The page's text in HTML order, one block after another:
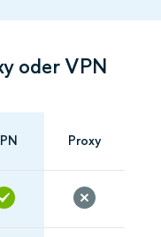
oder VPN
Proxy